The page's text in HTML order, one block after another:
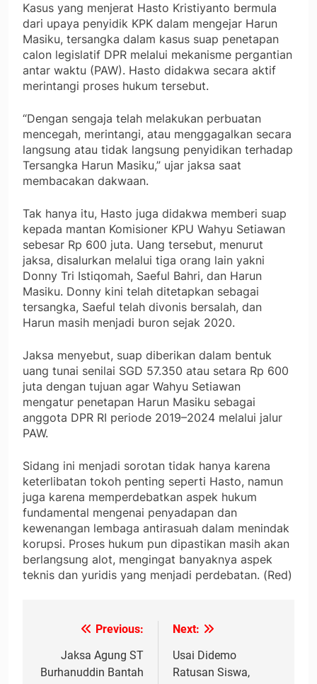
Kasus yang menjerat Hasto Kristiyanto bermula
dari upaya penyidik KPK dalam mengejar Harun
Masiku, tersangka dalam kasus suap penetapan
calon legislatif DPR melalui mekanisme pergantian
antar waktu (PAW). Hasto didakwa secara aktif
merintangi proses hukum tersebut.
“Dengan sengaja telah melakukan perbuatan
mencegah, merintangi, atau menggagalkan secara
langsung atau tidak langsung penyidikan terhadap
Tersangka Harun Masiku,” ujar jaksa saat
membacakan dakwaan.
Tak hanya itu, Hasto juga didakwa memberi suap
kepada mantan Komisioner KPU Wahyu Setiawan
sebesar Rp 600 juta. Uang tersebut, menurut
jaksa, disalurkan melalui tiga orang lain yakni
Donny Tri Istiqomah, Saeful Bahri, dan Harun
Masiku. Donny kini telah ditetapkan sebagai
tersangka, Saeful telah divonis bersalah, dan
Harun masih menjadi buron sejak 2020.
Jaksa menyebut, suap diberikan dalam bentuk
uang tunai senilai SGD 57.350 atau setara Rp 600
juta dengan tujuan agar Wahyu Setiawan
mengatur penetapan Harun Masiku sebagai
anggota DPR RI periode 2019–2024 melalui jalur
PAW.
Sidang ini menjadi sorotan tidak hanya karena
keterlibatan tokoh penting seperti Hasto, namun
juga karena memperdebatkan aspek hukum
fundamental mengenai penyadapan dan
kewenangan lembaga antirasuah dalam menindak
korupsi. Proses hukum pun dipastikan masih akan
berlangsung alot, mengingat banyaknya aspek
teknis dan yuridis yang menjadi perdebatan. (Red)
Navigasi
pos
Previous:
Jaksa Agung ST
Burhanuddin Bantah
Next:
Usai Didemo
Ratusan Siswa,